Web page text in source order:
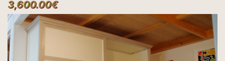
3,600.00€